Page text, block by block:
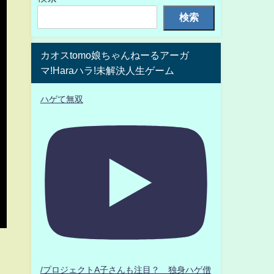
検索
カオスtomo娘ちゃんねーるアーガ
マ!Haraハラ!未解決人生ゲーム
ハゲて無双
/プロジェクトA子さんも注目？ 独身ハゲ僧